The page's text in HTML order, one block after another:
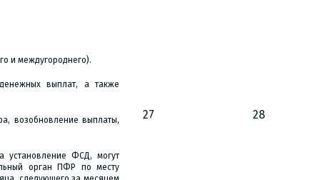
и междугороднего).
выплат, а также
возобновление выплаты,
установление ФСД, могут
орган ПФР по месту
27 28